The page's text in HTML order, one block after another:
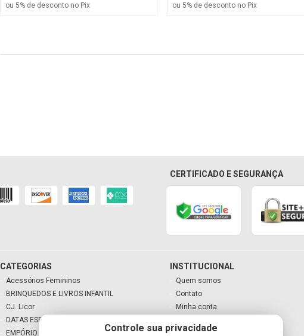
Controle sua privacidade
ou 5% de desconto no Pix
ou 5% de desconto no Pix
CERTIFICADO E SEGURANÇA
CATEGORIAS
Acessórios Femininos
BRINQUEDOS E LIVROS INFANTIL
CJ. Licor
DATAS ESPECIAIS
EMPÓRIO
INSTITUCIONAL
Quem somos
Contato
Minha conta